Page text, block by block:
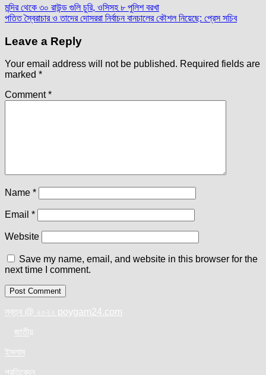
Post
navigation
মন্দির থেকে ৩০ রাউন্ড গুলি চুরি, ওসিসহ ৮ পুলিশ বরখা
পতিত স্বৈরাচার ও তাদের দোসররা নির্বাচন বানচালের কৌশল নিয়েছে: প্রেস সচিব
Leave a Reply
Your email address will not be published. Required fields are
marked *
Comment*
Name *
Email *
Website
Save my name, email, and website in this browser for the
next time I comment.
স্বত্ব @ ২০২২ poygam24.com
জাতীয়
ইসলাম
প্রতিবেদন